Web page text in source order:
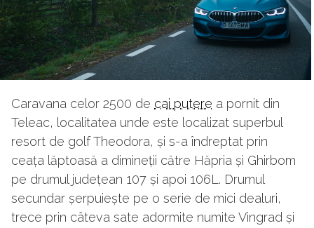
Caravana celor 2500 de cai putere a pornit din
Teleac, localitatea unde este localizat superbul
resort de golf Theodora, și s-a îndreptat prin
ceața lăptoasă a dimineții către Hăpria și Ghirbom
pe drumul județean 107 și apoi 106L. Drumul
secundar șerpuiește pe o serie de mici dealuri,
trece prin câteva sate adormite numite Vingrad și